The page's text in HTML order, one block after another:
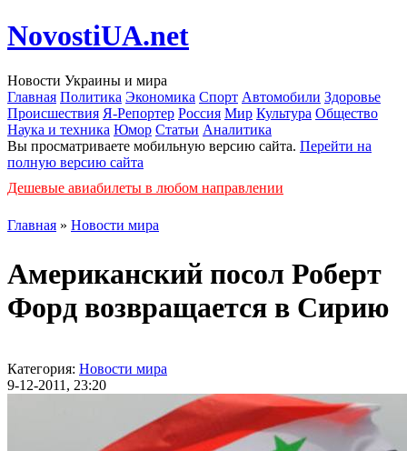
NovostiUA.net
Новости Украины и мира
Главная Политика Экономика Спорт Автомобили Здоровье
Происшествия Я-Репортер Россия Мир Культура Общество
Наука и техника Юмор Статьи Аналитика
Вы просматриваете мобильную версию сайта. Перейти на
полную версию сайта
Дешевые авиабилеты в любом направлении
Главная » Новости мира
Американский посол Роберт
Форд возвращается в Сирию
Категория: Новости мира
9-12-2011, 23:20